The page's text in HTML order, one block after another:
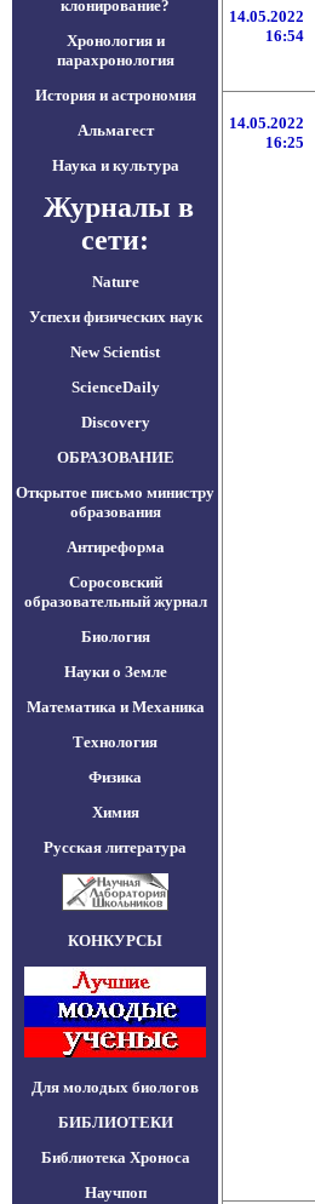
клонирование?
Хронология и
парахронология
История и астрономия
Альмагест
Наука и культура
Журналы в
сети:
Nature
Успехи физических наук
New Scientist
ScienceDaily
Discovery
ОБРАЗОВАНИЕ
Открытое письмо министру
образования
Антиреформа
Соросовский
образовательный журнал
Биология
Науки о Земле
Математика и Механика
Технология
Физика
Химия
Русская литература
КОНКУРСЫ
Для молодых биологов
БИБЛИОТЕКИ
Библиотека Хроноса
Научпоп
14.05.2022
16:54
14.05.2022
16:25